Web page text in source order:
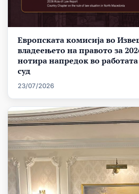
Европската комисија во
владеењето на правото за
нотира напредок во
суд
23/07/2026